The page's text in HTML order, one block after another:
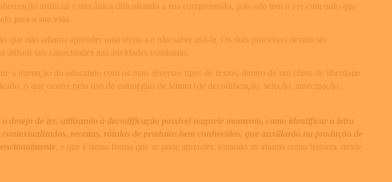
artificial e mecânica dificultando a sua compreensão, pois não tem a ver com tudo que
para a sua vida.
que não adianta aprender uma técnica e não saber usá-la. Os dois processos devem ser
tais capacidades nas atividades cotidianas.
a interação do educando com os mais diversos tipos de textos, dentro de um clima de liberdade
o que ocorre pelo uso de estratégias de leitura (de decodificação, seleção, antecipação,
de ler, utilizando a decodificação possível naquele momento, como identificar a letra
receitas, rótulos de produtos bem conhecidos, que auxiliarão na produção de
, e que é dessa forma que se pode aprender, tratando os alunos como leitores, desde